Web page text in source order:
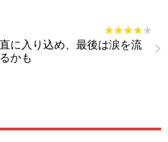
★★★★★
★★★★★
に入り込め、最後は涙を流
かも